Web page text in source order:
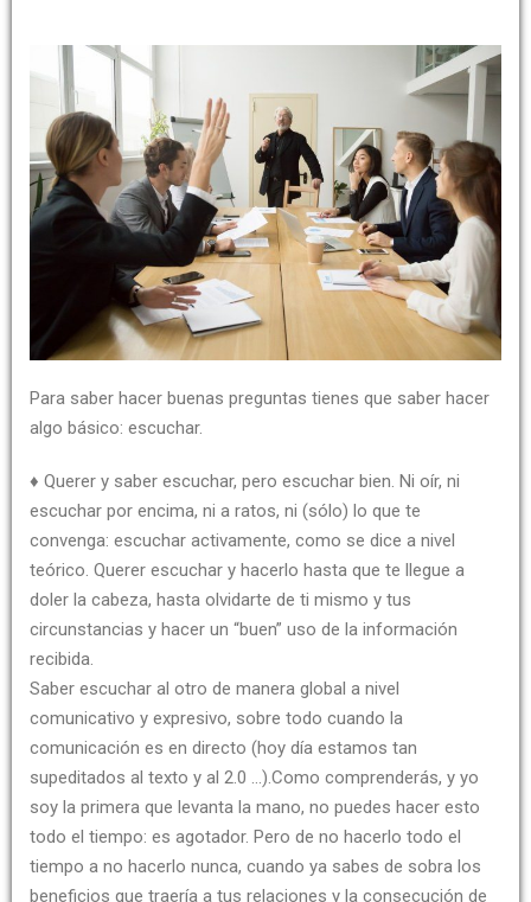
Para saber hacer buenas preguntas tienes que saber hacer
algo básico: escuchar.
♦ Querer y saber escuchar, pero escuchar bien. Ni oír, ni
escuchar por encima, ni a ratos, ni (sólo) lo que te
convenga: escuchar activamente, como se dice a nivel
teórico. Querer escuchar y hacerlo hasta que te llegue a
doler la cabeza, hasta olvidarte de ti mismo y tus
circunstancias y hacer un “buen” uso de la información
recibida.
Saber escuchar al otro de manera global a nivel
comunicativo y expresivo, sobre todo cuando la
comunicación es en directo (hoy día estamos tan
supeditados al texto y al 2.0 …).Como comprenderás, y yo
soy la primera que levanta la mano, no puedes hacer esto
todo el tiempo: es agotador. Pero de no hacerlo todo el
tiempo a no hacerlo nunca, cuando ya sabes de sobra los
beneficios que traería a tus relaciones y la consecución de